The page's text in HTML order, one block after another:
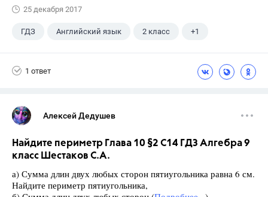
25 декабря 2017
ГДЗ Английский язык 2 класс +1
1 ответ
Алексей Дедушев
Найдите периметр Глава 10 §2 С14 ГДЗ Алгебра 9
класс Шестаков С.А.
а) Сумма длин двух любых сторон пятиугольника равна 6 см.
Найдите периметр пятиугольника,